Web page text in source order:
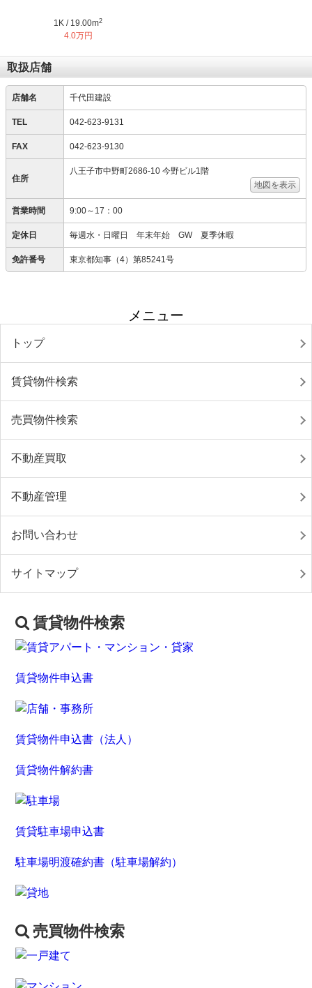
1K / 19.00m2
4.0万円
取扱店舗
店舗名 千代田建設
TEL 042-623-9131
FAX 042-623-9130
住所
八王子市中野町2686-10 今野ビル1階
地図を表示
営業時間 9:00～17：00
定休日 毎週水・日曜日 年末年始 GW 夏季休暇
免許番号 東京都知事（4）第85241号
メニュー
トップ
賃貸物件検索
売買物件検索
不動産買取
不動産管理
お問い合わせ
サイトマップ
賃貸物件検索
賃貸物件申込書
賃貸物件申込書（法人）
賃貸物件解約書
賃貸駐車場申込書
駐車場明渡確約書（駐車場解約）
売買物件検索